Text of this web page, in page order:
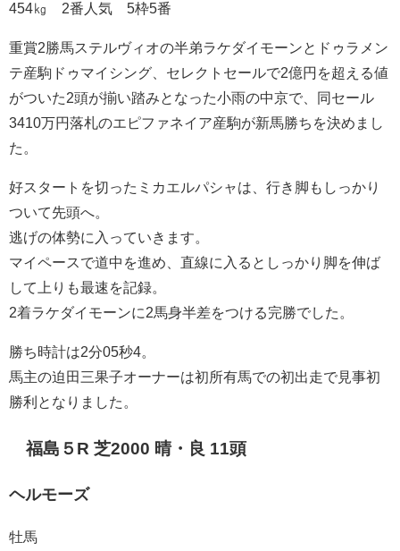
454㎏ 2番人気 5枠5番
重賞2勝馬ステルヴィオの半弟ラケダイモーンとドゥラメン
テ産駒ドゥマイシング、セレクトセールで2億円を超える値
がついた2頭が揃い踏みとなった小雨の中京で、同セール
3410万円落札のエピファネイア産駒が新馬勝ちを決めまし
た。
好スタートを切ったミカエルパシャは、行き脚もしっかり
ついて先頭へ。
逃げの体勢に入っていきます。
マイペースで道中を進め、直線に入るとしっかり脚を伸ば
して上りも最速を記録。
2着ラケダイモーンに2馬身半差をつける完勝でした。
勝ち時計は2分05秒4。
馬主の迫田三果子オーナーは初所有馬での初出走で見事初
勝利となりました。
福島５R 芝2000 晴・良 11頭
ヘルモーズ
牡馬